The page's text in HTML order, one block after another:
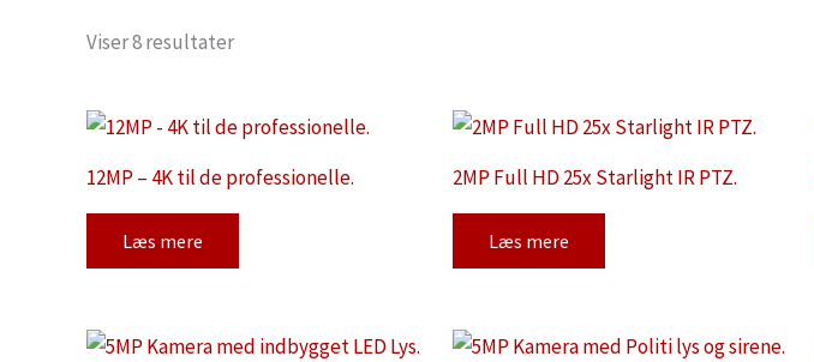
Viser 8 resultater
12MP – 4K til de professionelle.
Læs mere
2MP Full HD 25x Starlight IR PTZ.
Læs mere